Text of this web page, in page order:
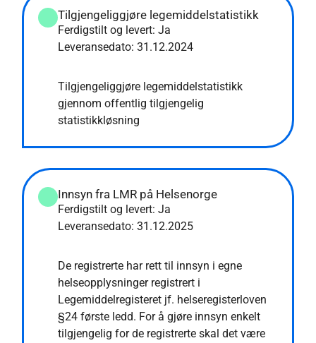
Tilgjengeliggjøre legemiddelstatistikk
Ferdigstilt og levert: Ja
Leveransedato:31.12.2024
Tilgjengeliggjøre legemiddelstatistikk
gjennom offentlig tilgjengelig
statistikkløsning
Innsyn fra LMR på Helsenorge
Ferdigstilt og levert: Ja
Leveransedato:31.12.2025
De registrerte har rett til innsyn i egne
helseopplysninger registrert i
Legemiddelregisteret jf. helseregisterloven
§24 første ledd. For å gjøre innsyn enkelt
tilgjengelig for de registrerte skal det være